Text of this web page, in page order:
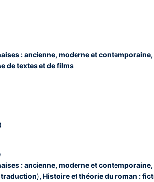
: ancienne, moderne et
de textes et de films
: ancienne, moderne et
Histoire et théorie du roman :